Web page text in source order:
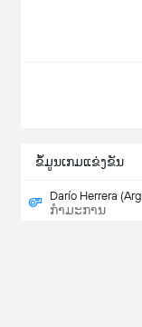
ຂ້ໍມູນເກມແຂ່ງຂັນ
Darío Herrera
ກຳມະການ